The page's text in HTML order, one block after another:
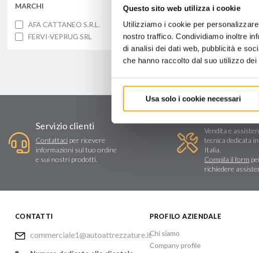
Questo sito web utilizza i cookie
Utilizziamo i cookie per
nostro traffico. Condividiamo inoltre
di analisi dei dati web, pubblicità e
che hanno raccolto dal suo utilizzo
Usa solo i cookie necessari
MARCHI
AFA CATTANEO S.R.L.
FERVI-VEPRUG SRL
Servizio clienti
Contattaciper ricevere
informazioni sul tuo ordine
e sui nostri prodotti.
Vendita e
tecnica dedicata
Italia.
Compila il form
richiedere
CONTATTI
commerciale1@autoattrezzature.it
PROFILO AZIENDALE
Chi siamo
Company profile